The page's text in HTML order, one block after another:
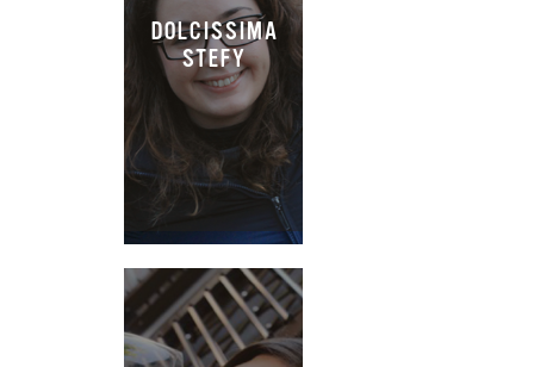
DOLCISSIMA
STEFY